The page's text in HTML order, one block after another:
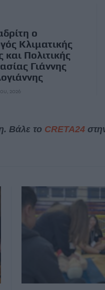
ο
Κλιματικής
και Πολιτικής
Γιάννης
2026
Βάλε το CRETA24